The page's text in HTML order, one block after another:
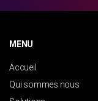
MENU
Accueil
Qui sommes nous